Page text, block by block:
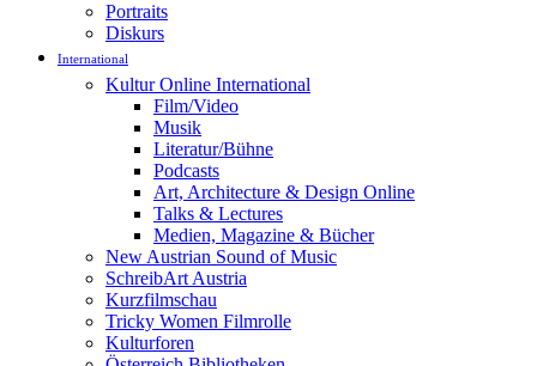
Portraits
Diskurs
International
Kultur Online International
Film/Video
Musik
Literatur/Bühne
Podcasts
Art, Architecture & Design Online
Talks & Lectures
Medien, Magazine & Bücher
New Austrian Sound of Music
SchreibArt Austria
Kurzfilmschau
Tricky Women Filmrolle
Kulturforen